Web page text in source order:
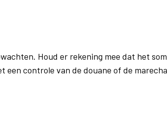
Houd er rekening mee dat het
een controle van de douane of de